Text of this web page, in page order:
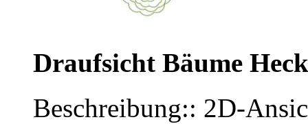
Draufsicht Bäume
Beschreibung:: 2D-